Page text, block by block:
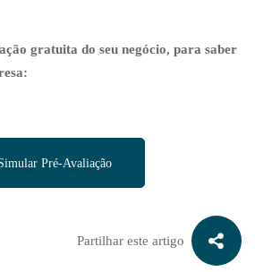
gratuita do seu negócio, para saber
Pré-Avaliação
Partilhar este artigo